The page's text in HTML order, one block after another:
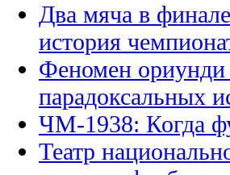
Два мяча в
история
Феномен
парадоксальных
ЧМ-1938: Когда
Театр